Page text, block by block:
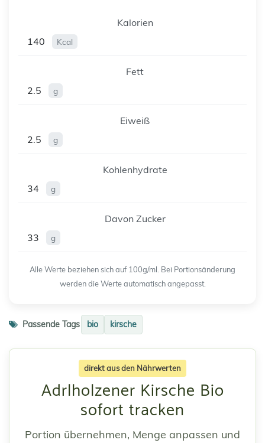
Kalorien
140
Kcal
Fett
2.5
g
Eiweiß
2.5
g
Kohlenhydrate
34
g
Davon Zucker
33
g
Alle Werte beziehen sich auf 100g/ml. Bei Portionsänderung
werden die Werte automatisch angepasst.
Passende Tags bio kirsche
direkt aus den Nährwerten
Adrlholzener Kirsche Bio
sofort tracken
Portion übernehmen, Menge anpassen und